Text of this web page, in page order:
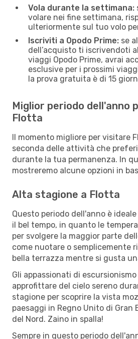
Vola durante la settimana:
volare nei fine settimana,
ulteriormente sul tuo volo
Iscriviti a Opodo Prime: se
dell’acquisto ti iscrivendoti
viaggi Opodo Prime, avrai
esclusive per i prossimi
la prova gratuita è di 15
Miglior periodo dell'anno
Flotta
Il momento migliore per visitare
seconda delle attività che
durante la tua permanenza. In
mostreremo alcune opzioni in
Alta stagione a Flotta
Questo periodo dell'anno è
il bel tempo, in quanto le
per svolgere la maggior parte
come nuotare o semplicemente
bella terrazza mentre si gusta
Gli appassionati di
approfittare del cielo sereno
stagione per scoprire la vista
paesaggi in Regno Unito di Gran
del Nord. Zaino in spalla!
Sempre in questo periodo